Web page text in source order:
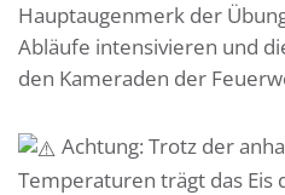
Hauptaugenmerk der
Abläufe intensivieren und
den Kameraden der
Achtung: Trotz der
Temperaturen trägt das Eis